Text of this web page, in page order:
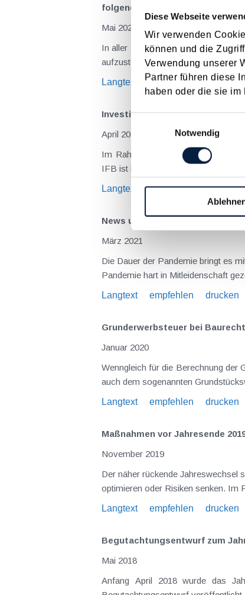
Diese Webseite
Wir verwenden
können und die
Verwendung unserer
Partner führen diese
haben oder die sie im
Notwendig
folgenden Tag
Mai 2023
In aller Regel wird der
aufzustellende Jahresabschluss
Langtext
empfehlen drucken
Investitionsfreibetrag und
April 2023
Im Rahmen des ökosozialen
IFB ist in § 11 EStG geregelt und
Langtext
empfehlen drucken
News und Updates rund um die
März 2021
Die Dauer der Pandemie bringt es
Pandemie hart in Mitleidenschaft
Langtext
empfehlen drucken
Grunderwerbsteuer bei
Januar 2020
Wenngleich für die Berechnung der Grunderwerbsteuer (GrESt) grundsätzlich der Wert der Gegenleistung (z.B. der Kaufpreis) maßgeblich ist, so kommt
Langtext
empfehlen drucken
Maßnahmen vor Jahresende
November 2019
Der näher rückende Jahreswechsel sollte Anlass für einem Steuer-Check sein. Durch gezielte
optimieren oder Risiken senken. Im
Langtext
empfehlen drucken
Begutachtungsentwurf zum
Mai 2018
Anfang April 2018 wurde das Jahressteuergesetz 2018 - als Nachfolger von Abgabenänderungsgesetzen im Frühjahr und im Herbst - als